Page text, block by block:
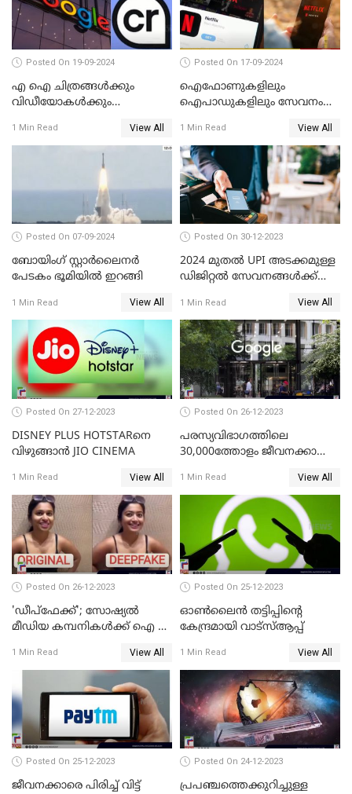
Posted On 19-09-2024
എ ഐ ചിത്രങ്ങള്‍ക്കും
വിഡീയോകള്‍ക്കും
1 Min Read View All
Posted On 17-09-2024
ഐഫോണുകളിലും
ഐപാഡുകളിലും സേവനം
നെറ്റ്ഫ്‌ളിക്‌സ്
1 Min Read View All
Posted On 07-09-2024
ബോയിംഗ് സ്റ്റാര്‍ലൈനര്‍
പേടകം ഭൂമിയില്‍ ഇറങ്ങി
1 Min Read View All
Posted On 30-12-2023
2024 മുതൽ UPI അടക്കമുള്ള
ഡിജിറ്റൽ സേവനങ്ങൾക്ക്
കാത്തിരിക്കുന്നത്
1 Min Read View All
Posted On 27-12-2023
DISNEY PLUS HOTSTARനെ
വിഴുങ്ങാന്‍ JIO CINEMA
1 Min Read View All
Posted On 26-12-2023
പരസ്യവിഭാഗത്തിലെ
30,000ത്തോളം ജീവനക്കാരെ
ഗൂഗിള്‍
1 Min Read View All
Posted On 26-12-2023
'ഡീപ്‌ഫേക്ക്'; സോഷ്യല്‍
മീഡിയ കമ്പനികള്‍ക്ക് ഐ ടി
നിര്‍ദ്ദേശം
1 Min Read View All
Posted On 25-12-2023
ഓണ്‍ലൈന്‍ തട്ടിപ്പിന്റെ
കേന്ദ്രമായി വാട്സ്ആപ്പ്
1 Min Read View All
Posted On 25-12-2023
ജീവനക്കാരെ പിരിച്ച് വിട്ട്
Posted On 24-12-2023
പ്രപഞ്ചത്തെക്കുറിച്ചുള്ള